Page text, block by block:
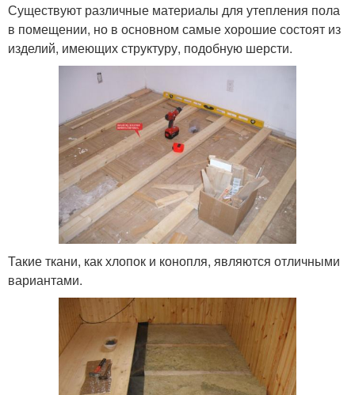
Существуют различные материалы для утепления пола
в помещении, но в основном самые хорошие состоят из
изделий, имеющих структуру, подобную шерсти.
Такие ткани, как хлопок и конопля, являются отличными
вариантами.